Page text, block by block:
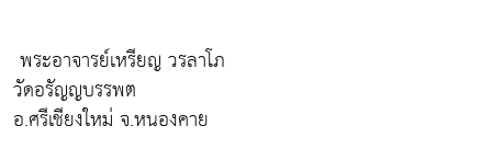
พระอาจารย์เหรียญ วรลาโภ
วัดอรัญญบรรพต
อ.ศรีเชียงใหม่ จ.หนองคาย